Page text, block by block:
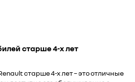
старше 4-х лет
старше 4-х лет – это отличные